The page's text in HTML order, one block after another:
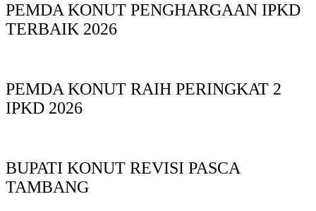
PEMDA KONUT PENGHARGAAN IPKD
TERBAIK 2026
PEMDA KONUT RAIH PERINGKAT 2
IPKD 2026
BUPATI KONUT REVISI PASCA
TAMBANG